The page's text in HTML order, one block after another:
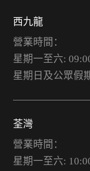
西九龍
營業時間：
星期一至六:
星期日及公眾假
荃灣
營業時間：
星期一至六: